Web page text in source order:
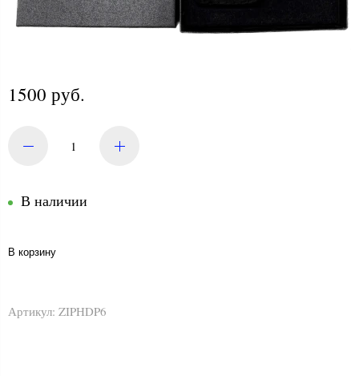
1500 руб.
В наличии
В корзину
Артикул: ZIPHDP6